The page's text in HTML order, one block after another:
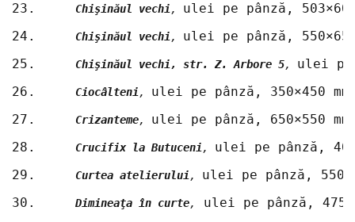
Chişinăul vechi, ulei pe pânză,
Chişinăul vechi, ulei pe pânză,
Chişinăul vechi, str. Z. Arbore 5, ulei pe
Ciocâlteni, ulei pe pânză, 350×450
Crizanteme, ulei pe pânză, 650×550
Crucifix la Butuceni, ulei pe pânză,
Curtea atelierului, ulei pe pânză,
Dimineaţa în curte,
ulei pe pânză,